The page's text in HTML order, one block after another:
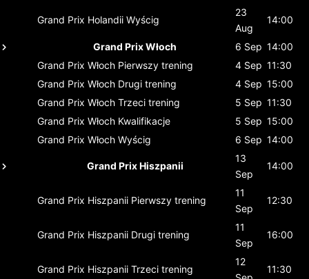
Grand Prix Holandii Wyścig
23
Aug
14:00
Grand Prix Włoch 6 Sep 14:00
Grand Prix Włoch Pierwszy trening 4 Sep 11:30
Grand Prix Włoch Drugi trening 4 Sep 15:00
Grand Prix Włoch Trzeci trening 5 Sep 11:30
Grand Prix Włoch Kwalifikacje 5 Sep 15:00
Grand Prix Włoch Wyścig 6 Sep 14:00
Grand Prix Hiszpanii
13
Sep
14:00
Grand Prix Hiszpanii Pierwszy trening
11
Sep
12:30
Grand Prix Hiszpanii Drugi trening
11
Sep
16:00
Grand Prix Hiszpanii Trzeci trening
12
11:30